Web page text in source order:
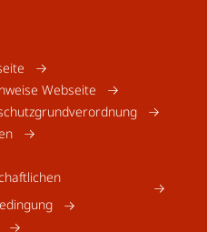
Webseite